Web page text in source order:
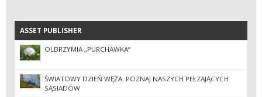
ASSET PUBLISHER
ASSET PUBLISHER
OLBRZYMIA „PURCHAWKA”
ŚWIATOWY DZIEŃ WĘŻA. POZNAJ NASZYCH PEŁZAJĄCYCH
SĄSIADÓW